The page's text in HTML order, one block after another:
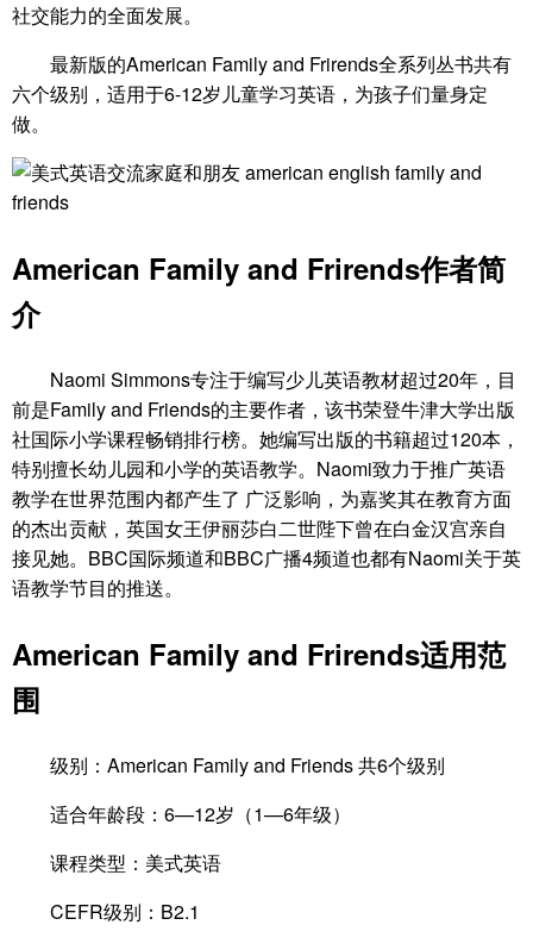
社交能力的全面发展。
最新版的American Family and Frirends全系列丛书共有
六个级别，适用于6-12岁儿童学习英语，为孩子们量身定
做。
American Family and Frirends作者简
介
Naomi Simmons专注于编写少儿英语教材超过20年，目
前是Family and Friends的主要作者，该书荣登牛津大学出版
社国际小学课程畅销排行榜。她编写出版的书籍超过120本，
特别擅长幼儿园和小学的英语教学。Naomi致力于推广英语
教学在世界范围内都产生了 广泛影响，为嘉奖其在教育方面
的杰出贡献，英国女王伊丽莎白二世陛下曾在白金汉宫亲自
接见她。BBC国际频道和BBC广播4频道也都有Naomi关于英
语教学节目的推送。
American Family and Frirends适用范
围
级别：American Family and Friends 共6个级别
适合年龄段：6—12岁（1—6年级）
课程类型：美式英语
CEFR级别：B2.1